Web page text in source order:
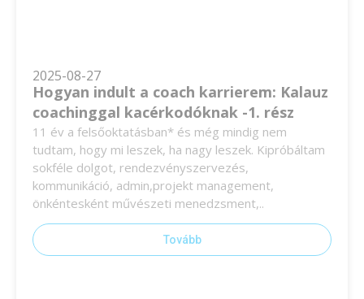
2025-08-27
Hogyan indult a coach karrierem: Kalauz
coachinggal kacérkodóknak -1. rész
11 év a felsőoktatásban* és még mindig nem
tudtam, hogy mi leszek, ha nagy leszek. Kipróbáltam
sokféle dolgot, rendezvényszervezés,
kommunikáció, admin,projekt management,
önkéntesként művészeti menedzsment,..
Tovább